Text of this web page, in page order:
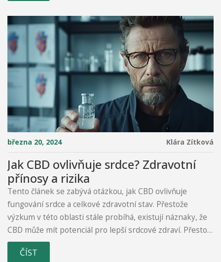
března 20, 2024 Klára Zítková
Jak CBD ovlivňuje srdce? Zdravotní
přínosy a rizika
Tento článek se zabývá otázkou, jak CBD ovlivňuje
fungování srdce a celkové zdravotní stav. Přestože
výzkum v této oblasti stále probíhá, existují náznaky, že
CBD může mít potenciál pro lepší srdcové zdraví. Přesto
je důležité pečlivě zvážit všechny dostupné informace a
konzultovat využití CBD s lékařem.
ČÍST